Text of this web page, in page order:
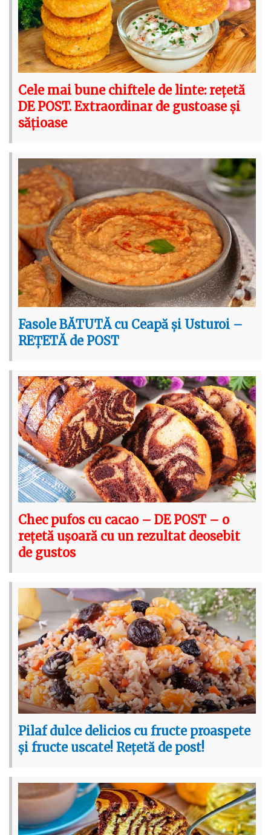
Cele mai bune chiftele de linte: rețetă
DE POST. Extraordinar de gustoase și
sățioase
Fasole BĂTUTĂ cu Ceapă și Usturoi –
REȚETĂ de POST
Chec pufos cu cacao – DE POST – o
rețetă ușoară cu un rezultat deosebit
de gustos
Pilaf dulce delicios cu fructe proaspete
și fructe uscate! Rețetă de post!